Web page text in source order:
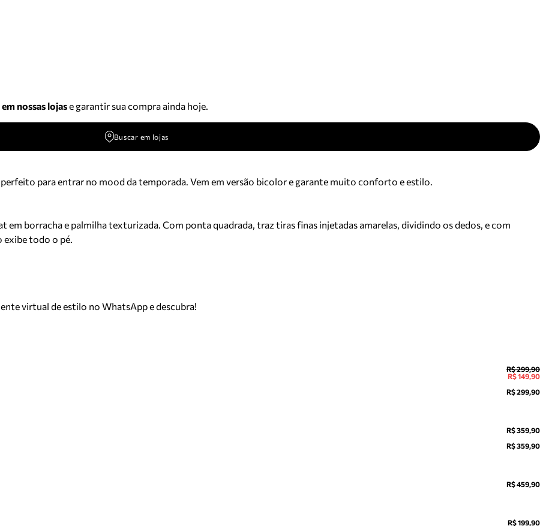
nossas lojase garantir sua compra ainda hoje.
Buscar em lojas
para entrar no mood da temporada. Vem em versão bicolor e garante muito conforto e estilo.
em borracha e palmilha texturizada. Com ponta quadrada, traz tiras finas injetadas amarelas, dividindo os dedos, e com
exibe todo o pé.
virtual de estilo no WhatsApp e descubra!
R$ 299,90
R$ 149,90
R$ 299,90
R$ 359,90
R$ 359,90
R$ 459,90
R$ 199,90